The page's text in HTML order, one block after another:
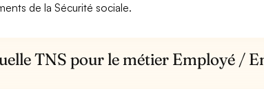
de la Sécurité sociale.
TNS pour le métier Employé /